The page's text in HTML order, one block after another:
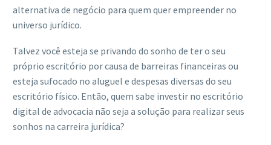
alternativa de negócio para quem quer empreender no
universo jurídico.
Talvez você esteja se privando do sonho de ter o seu
próprio escritório por causa de barreiras financeiras ou
esteja sufocado no aluguel e despesas diversas do seu
escritório físico. Então, quem sabe investir no escritório
digital de advocacia não seja a solução para realizar seus
sonhos na carreira jurídica?